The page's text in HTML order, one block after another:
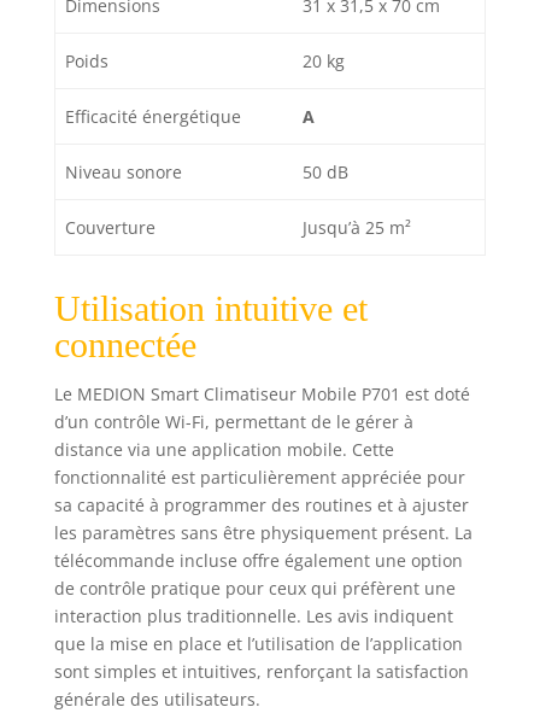
Dimensions 31 x 31,5 x 70 cm
Poids 20 kg
Efficacité énergétique A
Niveau sonore 50 dB
Couverture Jusqu’à 25 m²
Utilisation intuitive et
connectée
Le MEDION Smart Climatiseur Mobile P701 est doté
d’un contrôle Wi-Fi, permettant de le gérer à
distance via une application mobile. Cette
fonctionnalité est particulièrement appréciée pour
sa capacité à programmer des routines et à ajuster
les paramètres sans être physiquement présent. La
télécommande incluse offre également une option
de contrôle pratique pour ceux qui préfèrent une
interaction plus traditionnelle. Les avis indiquent
que la mise en place et l’utilisation de l’application
sont simples et intuitives, renforçant la satisfaction
générale des utilisateurs.